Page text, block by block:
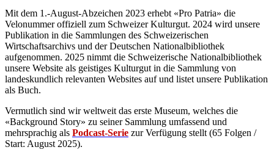
Mit dem 1.-August-Abzeichen 2023 erhebt «Pro Patria» die
Velonummer offiziell zum Schweizer Kulturgut. 2024 wird unsere
Publikation in die Sammlungen des Schweizerischen
Wirtschaftsarchivs und der Deutschen Nationalbibliothek
aufgenommen. 2025 nimmt die Schweizerische Nationalbibliothek
unsere Website als geistiges Kulturgut in die Sammlung von
landeskundlich relevanten Websites auf und listet unsere Publikation
als Buch.
Vermutlich sind wir weltweit das erste Museum, welches die
«Background Story» zu seiner Sammlung umfassend und
mehrsprachig als Podcast-Serie zur Verfügung stellt (65 Folgen /
Start: August 2025).